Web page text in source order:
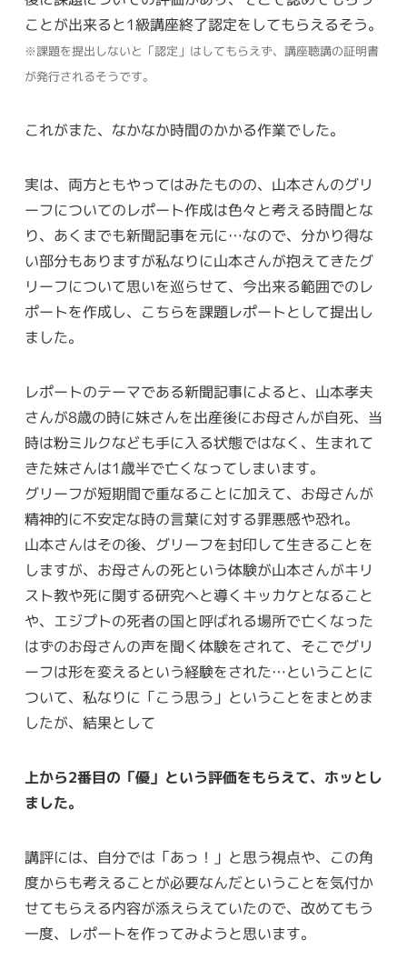
ことが出来ると1級講座終了認定をしてもらえるそう。
※課題を提出しないと「認定」はしてもらえず、講座聴講の証明書
が発行されるそうです。
これがまた、なかなか時間のかかる作業でした。
実は、両方ともやってはみたものの、山本さんのグリ
ーフについてのレポート作成は色々と考える時間とな
り、あくまでも新聞記事を元に…なので、分かり得な
い部分もありますが私なりに山本さんが抱えてきたグ
リーフについて思いを巡らせて、今出来る範囲でのレ
ポートを作成し、こちらを課題レポートとして提出し
ました。
レポートのテーマである新聞記事によると、山本孝夫
さんが8歳の時に妹さんを出産後にお母さんが自死、当
時は粉ミルクなども手に入る状態ではなく、生まれて
きた妹さんは1歳半で亡くなってしまいます。
グリーフが短期間で重なることに加えて、お母さんが
精神的に不安定な時の言葉に対する罪悪感や恐れ。
山本さんはその後、グリーフを封印して生きることを
しますが、お母さんの死という体験が山本さんがキリ
スト教や死に関する研究へと導くキッカケとなること
や、エジプトの死者の国と呼ばれる場所で亡くなった
はずのお母さんの声を聞く体験をされて、そこでグリ
ーフは形を変えるという経験をされた…ということに
ついて、私なりに「こう思う」ということをまとめま
したが、結果として
上から2番目の「優」という評価をもらえて、ホッとし
ました。
講評には、自分では「あっ！」と思う視点や、この角
度からも考えることが必要なんだということを気付か
せてもらえる内容が添えらえていたので、改めてもう
一度、レポートを作ってみようと思います。